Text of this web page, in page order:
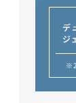
デ
ジ